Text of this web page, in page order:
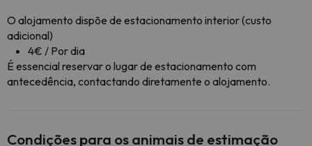
O alojamento dispõe de estacionamento interior (custo
adicional)
4€ / Por dia
É essencial reservar o lugar de estacionamento com
antecedência, contactando diretamente o alojamento.
Condições para os animais de estimação